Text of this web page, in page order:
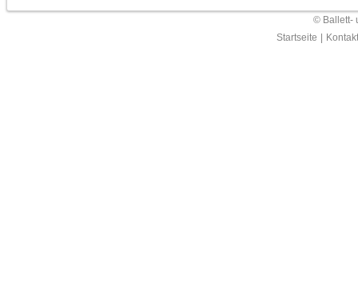
© Ballett-
Startseite
Kontakt